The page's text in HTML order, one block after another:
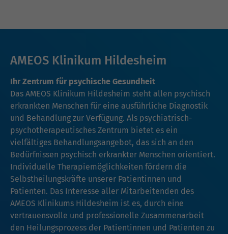
AMEOS Klinikum Hildesheim
Ihr Zentrum für psychische Gesundheit
Das AMEOS Klinikum Hildesheim steht allen psychisch
erkrankten Menschen für eine ausführliche Diagnostik
und Behandlung zur Verfügung. Als psychiatrisch-
psychotherapeutisches Zentrum bietet es ein
vielfältiges Behandlungsangebot, das sich an den
Bedürfnissen psychisch erkrankter Menschen orientiert.
Individuelle Therapiemöglichkeiten fördern die
Selbstheilungskräfte unserer Patientinnen und
Patienten. Das Interesse aller Mitarbeitenden des
AMEOS Klinikums Hildesheim ist es, durch eine
vertrauensvolle und professionelle Zusammenarbeit
den Heilungsprozess der Patientinnen und Patienten zu